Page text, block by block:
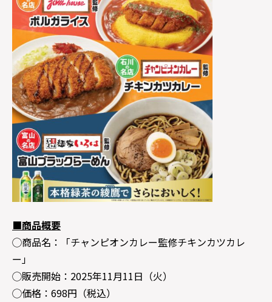
■商品概要
◯商品名：「チャンピオンカレー監修チキンカツカレ
ー」
◯販売開始：2025年11月11日（火）
◯価格：698円（税込）